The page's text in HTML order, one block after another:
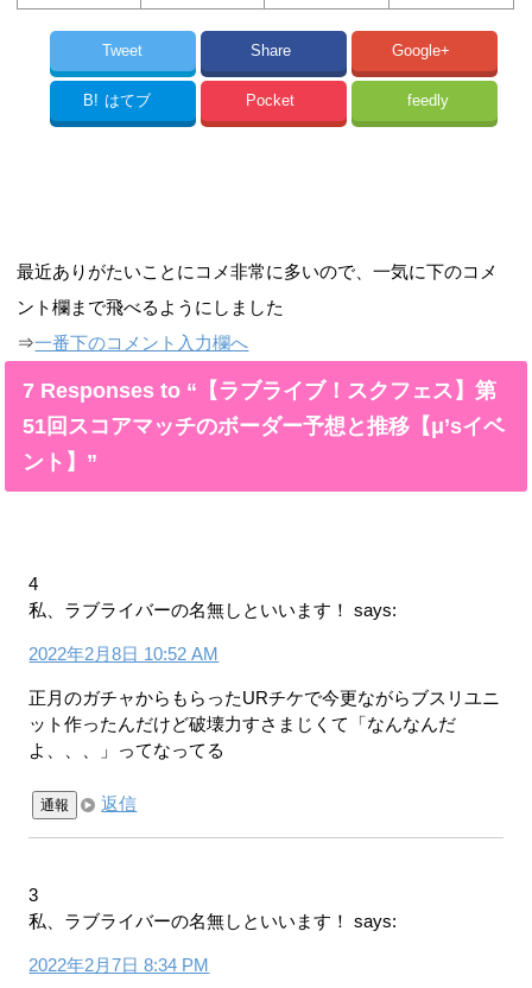
Tweet Share Google+
B! はてブ Pocket feedly
最近ありがたいことにコメ非常に多いので、一気に下のコメ
ント欄まで飛べるようにしました
⇒一番下のコメント入力欄へ
7 Responses to “【ラブライブ！スクフェス】第
51回スコアマッチのボーダー予想と推移【μ’sイベ
ント】”
4
私、ラブライバーの名無しといいます！
says:
2022年2月8日 10:52 AM
正月のガチャからもらったURチケで今更ながらブスリユニ
ット作ったんだけど破壊力すさまじくて「なんなんだ
よ、、、」ってなってる
通報 返信
3
私、ラブライバーの名無しといいます！
says:
2022年2月7日 8:34 PM